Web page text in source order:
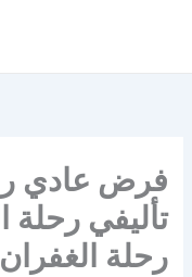
فرض عادي
تأليفي رحلة
رحلة الغفران